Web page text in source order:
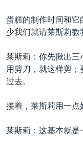
蛋糕的制作时间和它
少我们就请莱斯莉教
莱斯莉：你先揪出三
用剪刀，就这样剪
过去。
接着，莱斯莉用一点
莱斯莉：这基本就是